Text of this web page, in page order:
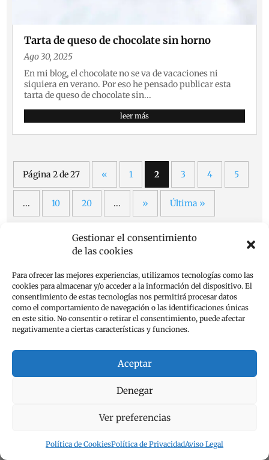
Gestionar el consentimiento
de las cookies
Para ofrecer las mejores experiencias, utilizamos tecnologías como las
cookies para almacenar y/o acceder a la información del dispositivo. El
consentimiento de estas tecnologías nos permitirá procesar datos
como el comportamiento de navegación o las identificaciones únicas
en este sitio. No consentir o retirar el consentimiento, puede afectar
negativamente a ciertas características y funciones.
Aceptar
Denegar
Ver preferencias
Política de CookiesPolítica de PrivacidadAviso Legal
Tarta de queso de chocolate sin horno
Ago 30, 2025
En mi blog, el chocolate no se va de vacaciones ni
siquiera en verano. Por eso he pensado publicar esta
tarta de queso de chocolate sin...
leer más
Página 2 de 27 « 1 2 3 4 5
... 10 20 ... » Última »
1 Comentario
emese el 14 de julio de 2024 a las 10:14
.
Enviar un comentario
Tu dirección de correo electrónico no será publicada.